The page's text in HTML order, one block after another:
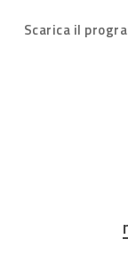
Scarica il